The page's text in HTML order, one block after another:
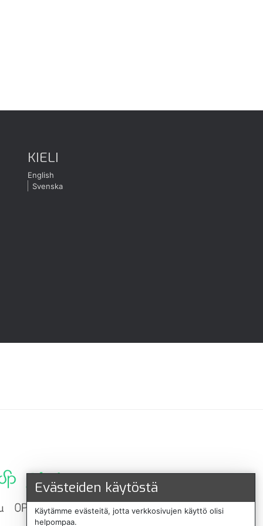
KIELI
English
Svenska
Evästeiden käytöstä
Käytämme evästeitä, jotta verkkosivujen käyttö olisi
helpompaa.